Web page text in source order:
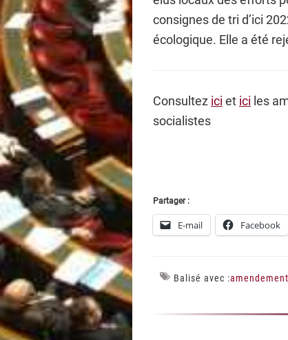
consignes de tri d’ici
écologique. Elle a été
Consultez ici et ici les
socialistes
Partager :
E-mail Facebook
Balisé avec :